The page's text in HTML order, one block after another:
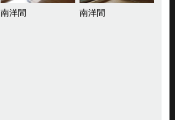
南洋間 南洋間